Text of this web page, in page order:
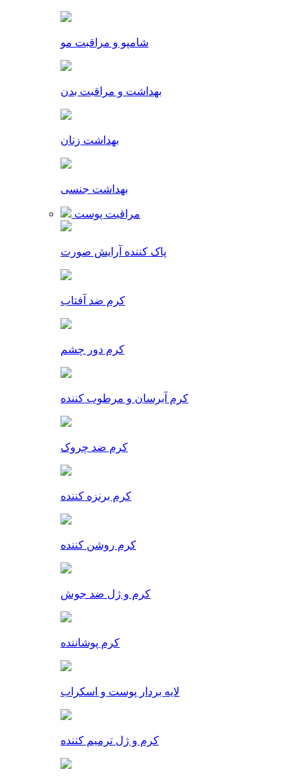
شامپو و مراقبت مو
بهداشت و مراقبت بدن
بهداشت زنان
بهداشت جنسی
مراقبت پوست
پاک کننده آرایش صورت
کرم ضد آفتاب
کرم دور چشم
کرم آبرسان و مرطوب کننده
کرم ضد چروک
کرم برنزه کننده
کرم روشن کننده
کرم و ژل ضد جوش
کرم پوشاننده
لایه بردار پوست و اسکراب
کرم و ژل ترمیم کننده